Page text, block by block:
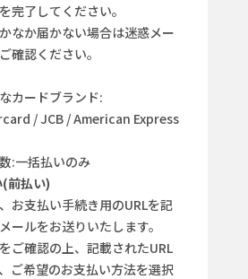
完了してください。
なか届かない場合は迷惑メー
確認ください。
カードブランド:
/ JCB / American Express
:一括払いのみ
前払い)
お支払い手続き用のURLを記
ールをお送りいたします。
ご確認の上、記載されたURL
ご希望のお支払い方法を選択